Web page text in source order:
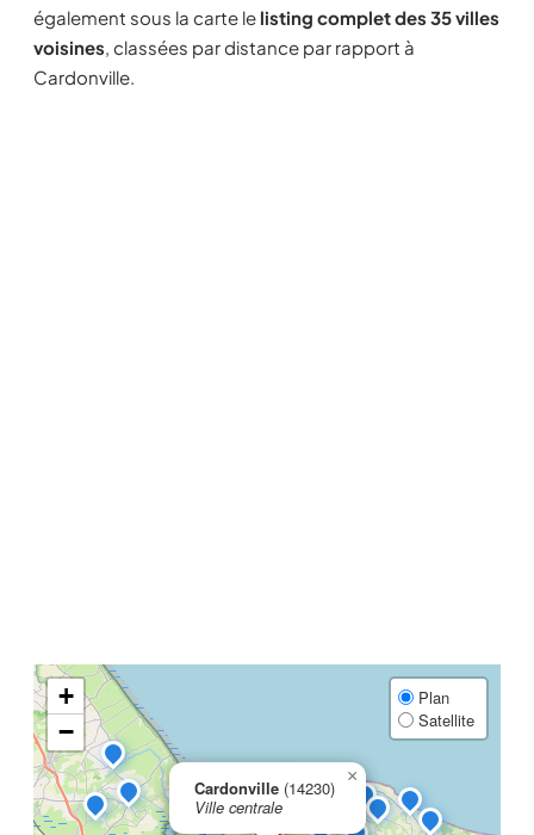
également sous la carte le listing complet des 35 villes
voisines, classées par distance par rapport à
Cardonville.
Cardonville (14230)
Ville centrale
×
+
−
Plan
Satellite